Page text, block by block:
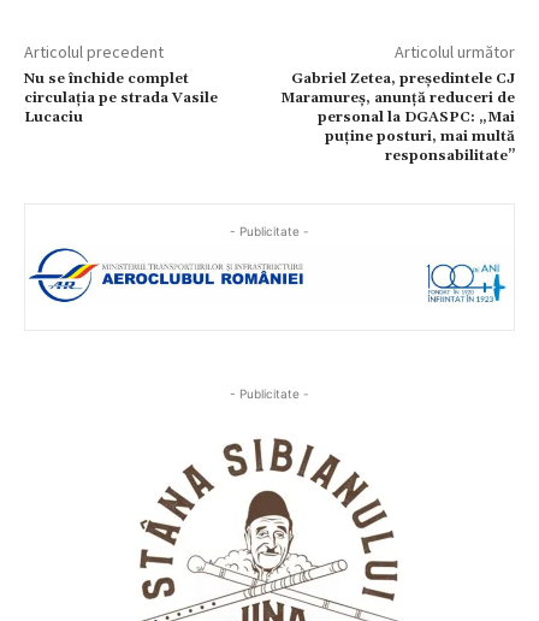
Articolul precedent
Nu se închide complet
circulația pe strada Vasile
Lucaciu
Articolul următor
Gabriel Zetea, președintele CJ
Maramureș, anunță reduceri de
personal la DGASPC: „Mai
puține posturi, mai multă
responsabilitate”
- Publicitate -
- Publicitate -